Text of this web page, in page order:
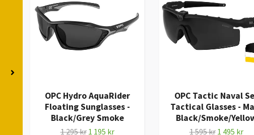
OPC Hydro AquaRider
Floating Sunglasses -
Black/Grey Smoke
1 295 kr 1 195 kr
OPC Tactic Naval
Tactical Glasses -
Black/Smoke/
1 595 kr 1 495 kr